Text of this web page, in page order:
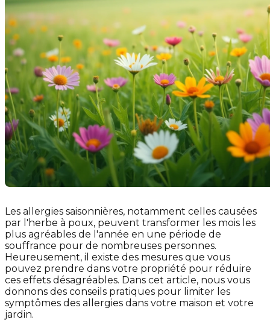
Les allergies saisonnières, notamment celles causées
par l'herbe à poux, peuvent transformer les mois les
plus agréables de l'année en une période de
souffrance pour de nombreuses personnes.
Heureusement, il existe des mesures que vous
pouvez prendre dans votre propriété pour réduire
ces effets désagréables. Dans cet article, nous vous
donnons des conseils pratiques pour limiter les
symptômes des allergies dans votre maison et votre
jardin.